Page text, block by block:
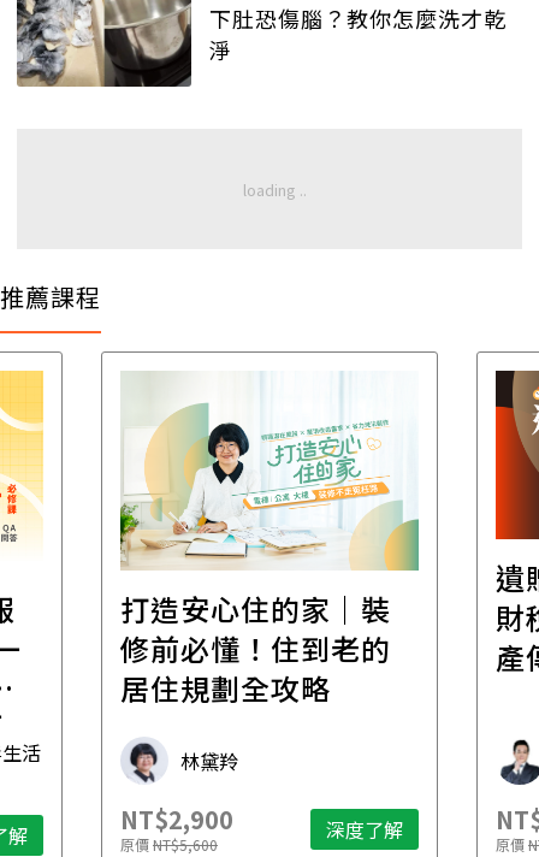
下肚恐傷腦？教你怎麼洗才乾
淨
推薦課程
活
解
打造安心住的家｜裝
修前必懂！住到老的
居住規劃全攻略
林黛羚
NT$2,900
原價NT$5,600 深度了解
遺
財
產
原價